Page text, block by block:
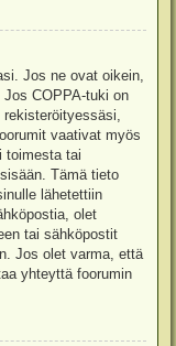
Jos ne ovat oikein,
COPPA-tuki on
vaativat myös
toimesta tai
Tämä tieto
lähetettiin
olet
tai sähköpostit
Jos olet varma, että
yhteyttä foorumin